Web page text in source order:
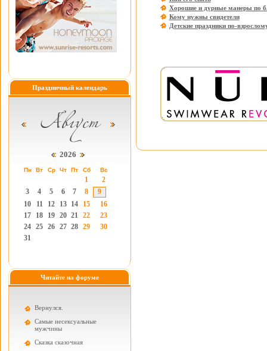
Праздничный календарь
2026
Пн Вт Ср Чт Пт Сб Вс
1
2
3
4 5 6 7 8
9
10
11 12 13 14 15
16
17
18 19 20 21 22
23
24 25 26 27 28 29
30
31
Читайте на форуме
Вернулся.
Самые несексуальные
мужчины
Cказка сказочная
Хорошие и дурные манеры по
Кому нужны свидетели
Детские праздники по-